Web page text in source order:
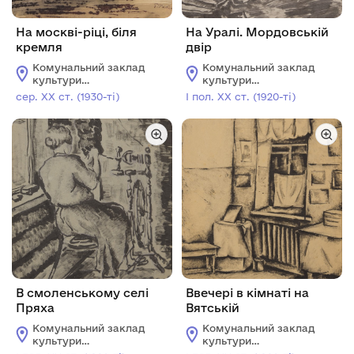
На москві-ріці, біля
кремля
Комунальний заклад
культури
«Миколаївський
обласний художній
музей ім. В.В.
Верещагіна»
сер. ХХ ст. (1930-ті)
На Уралі. Мордовській
двір
Комунальний заклад
культури
«Миколаївський
обласний художній
музей ім. В.В.
Верещагіна»
І пол. ХХ ст. (1920-ті)
В смоленському селі
Пряха
Комунальний заклад
культури
Ввечері в кімнаті на
Вятській
Комунальний заклад
культури